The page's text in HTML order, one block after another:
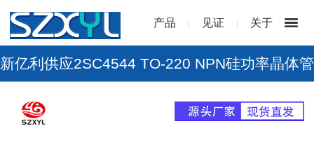
产品 | 见证 | 关于
新亿利供应2SC4544 TO-220 NPN硅功率晶体管